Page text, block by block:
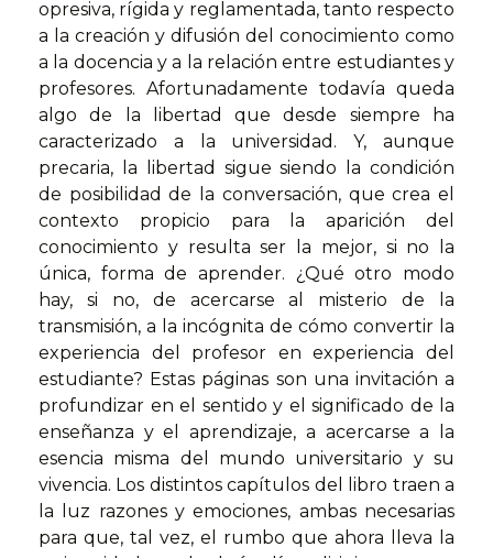
opresiva, rígida y reglamentada, tanto respecto
a la creación y difusión del conocimiento como
a la docencia y a la relación entre estudiantes y
profesores. Afortunadamente todavía queda
algo de la libertad que desde siempre ha
caracterizado a la universidad. Y, aunque
precaria, la libertad sigue siendo la condición
de posibilidad de la conversación, que crea el
contexto propicio para la aparición del
conocimiento y resulta ser la mejor, si no la
única, forma de aprender. ¿Qué otro modo
hay, si no, de acercarse al misterio de la
transmisión, a la incógnita de cómo convertir la
experien­cia del profesor en experiencia del
estudiante? Estas páginas son una invitación a
profundizar en el senti­do y el significado de la
enseñanza y el aprendizaje, a acercarse a la
esencia misma del mundo universitario y su
vivencia. Los distintos capítulos del libro traen a
la luz razones y emociones, ambas necesarias
para que, tal vez, el rumbo que ahora lleva la